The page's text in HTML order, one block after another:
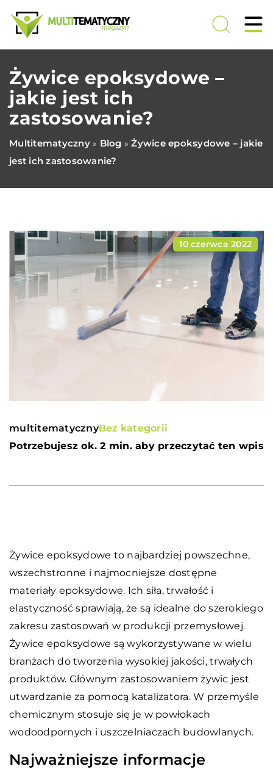
Żywice epoksydowe –
jakie jest ich
zastosowanie?
Multitematyczny» Blog »Żywice epoksydowe – jakie
jest ich zastosowanie?
10 czerwca 2022
multitematycznyBez kategorii
Potrzebujesz ok. 2 min. aby przeczytać ten wpis
Żywice epoksydowe to najbardziej powszechne,
wszechstronne i najmocniejsze dostępne
materiały epoksydowe. Ich siła, trwałość i
elastyczność sprawiają, że są idealne do szerokiego
zakresu zastosowań w produkcji przemysłowej.
Żywice epoksydowe są wykorzystywane w wielu
branżach do tworzenia wysokiej jakości, trwałych
produktów. Głównym zastosowaniem żywic jest
utwardzanie za pomocą katalizatora. W przemyśle
chemicznym stosuje się je w powłokach
wodoodpornych i uszczelniaczach budowlanych.
Najważniejsze informacje